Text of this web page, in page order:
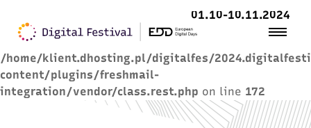
Warning : Trying to access array offset on value of
type null in
/home/klient.dhosting.pl/digitalfes/
content/plugins/freshmail-
integration/vendor/class.rest.php on line 172
01.10-10.11.2024